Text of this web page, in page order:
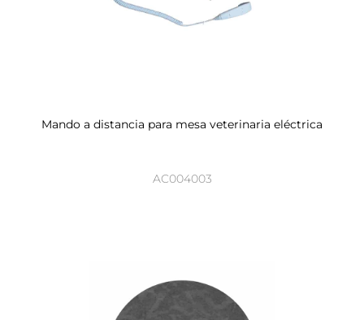
Mando a distancia para mesa veterinaria eléctrica
AC004003